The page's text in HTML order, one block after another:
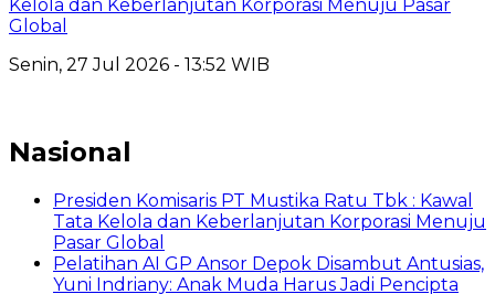
Kelola dan Keberlanjutan Korporasi Menuju Pasar
Global
Senin, 27 Jul 2026 - 13:52 WIB
Nasional
Presiden Komisaris PT Mustika Ratu Tbk : Kawal
Tata Kelola dan Keberlanjutan Korporasi Menuju
Pasar Global
Pelatihan AI GP Ansor Depok Disambut Antusias,
Yuni Indriany: Anak Muda Harus Jadi Pencipta